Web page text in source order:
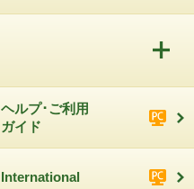
ヘルプ･ご利用
ガイド
International